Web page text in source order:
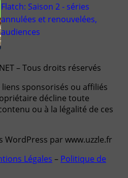
Flatch: Saison 2 - séries
annulées et renouvelées,
audiences
– Tous droits réservés
sponsorisés ou affiliés
décline toute
ou à la légalité de ces
WordPress par www.uzzle.fr
Légales – Politique de